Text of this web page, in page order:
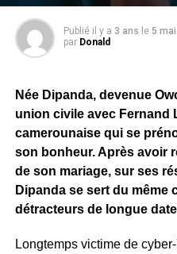
Publié il y a 3 ans le 5
par Donald
Née Dipanda, devenue
union civile avec Fernand
camerounaise qui se
son bonheur. Après avoir
de son mariage, sur ses
Dipanda se sert du même
détracteurs de longue
Longtemps victime de